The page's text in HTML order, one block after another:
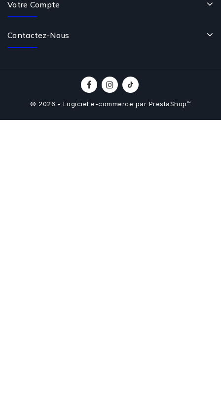
Votre Compte
Contactez-Nous
© 2026 - Logiciel e-commerce par PrestaShop™